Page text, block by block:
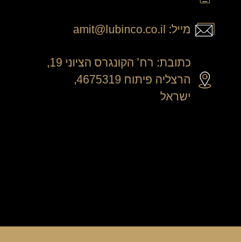
מייל: amit@lubinco.co.il
כתובת: רח’ הקונגרס הציוני 19,
הרצליה פיתוח 4675319,
ישראל